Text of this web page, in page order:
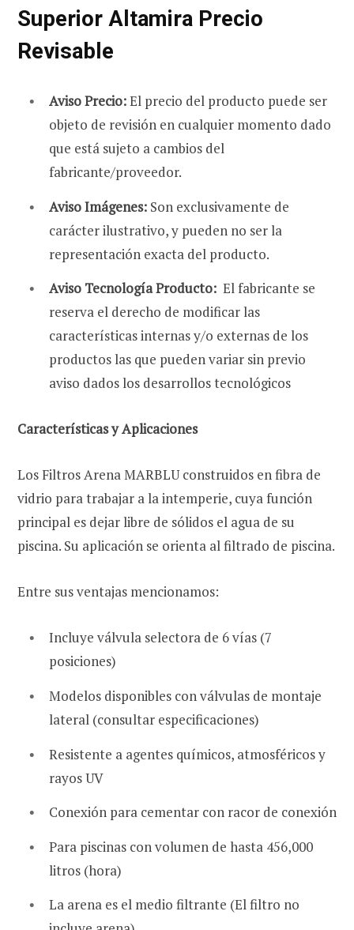
Superior Altamira Precio
Revisable
Aviso Precio:El precio del producto puede ser
objeto de revisión en cualquier momento dado
que está sujeto a cambios del
fabricante/proveedor.
Aviso Imágenes: Son exclusivamente de
carácter ilustrativo, y pueden no ser la
representación exacta del producto.
Aviso Tecnología Producto: El fabricante se
reserva el derecho de modificar las
características internas y/o externas de los
productos las que pueden variar sin previo
aviso dados los desarrollos tecnológicos
Características y Aplicaciones
Los Filtros Arena MARBLU construidos en fibra de
vidrio para trabajar a la intemperie, cuya función
principal es dejar libre de sólidos el agua de su
piscina. Su aplicación se orienta al filtrado de piscina.
Entre sus ventajas mencionamos:
Incluye válvula selectora de 6 vías (7
posiciones)
Modelos disponibles con válvulas de montaje
lateral (consultar especificaciones)
Resistente a agentes químicos, atmosféricos y
rayos UV
Conexión para cementar con racor de conexión
Para piscinas con volumen de hasta 456,000
litros (hora)
La arena es el medio filtrante (El filtro no